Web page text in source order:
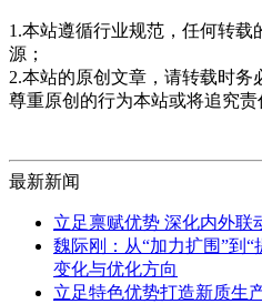
1.本站遵循行业规范，任何转
源；
2.本站的原创文章，请转载时
尊重原创的行为本站或将追究责
最新新闻
立足禀赋优势 深化内外联
魏际刚：从“加力扩围”到
变化与优化方向
立足特色优势打造新质生